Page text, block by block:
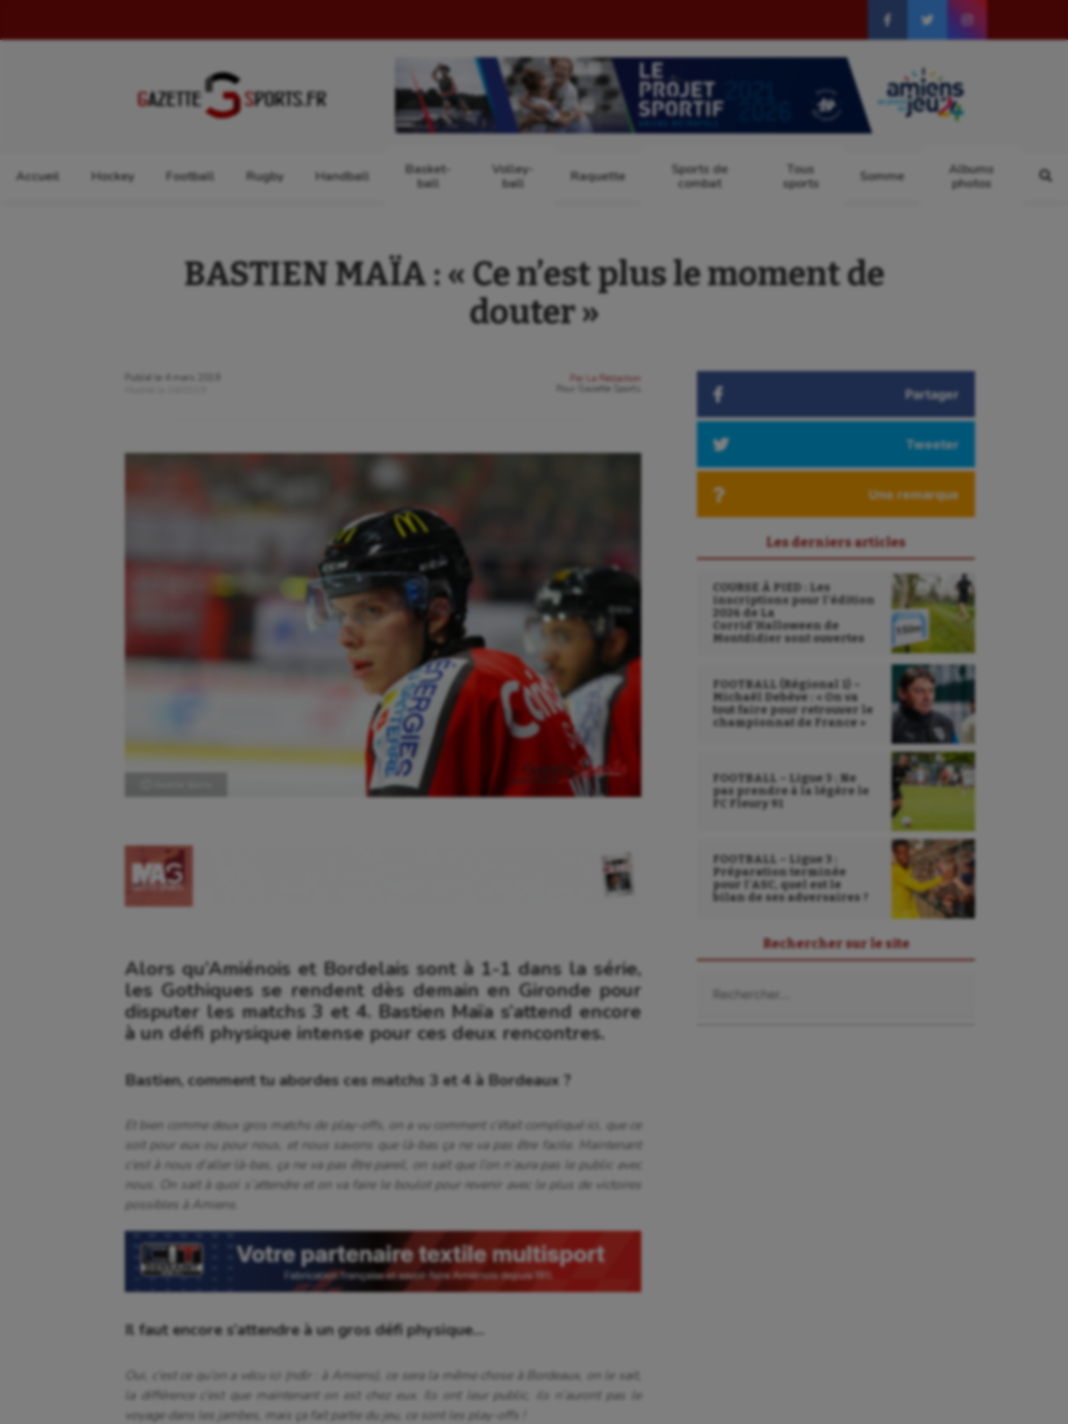
Accueil Hockey Football Rugby Handball
Basket-
ball
Volley-
ball
Raquette
Sports de
combat
Tous
sports
Somme
Albums
photos
BASTIEN MAÏA : « Ce n’est plus le moment de
douter »
Publié le
4 mars 2019
Par
La Rédaction
Gazette Sports
Alors qu’Amiénois et Bordelais sont à 1-1 dans la série,
les Gothiques se rendent dès demain en Gironde pour
disputer les matchs 3 et 4. Bastien Maïa s’attend encore
à un défi physique intense pour ces deux rencontres.
Bastien, comment tu abordes ces matchs 3 et 4 à Bordeaux ?
Et bien comme deux gros matchs de play-offs, on a vu comment c’était compliqué ici, que ce
soit pour eux ou pour nous, et nous savons que là-bas ça ne va pas être facile. Maintenant
c’est à nous d’aller là-bas, ça ne va pas être pareil, on sait que l’on n’aura pas le public avec
nous. On sait à quoi s’attendre et on va faire le boulot pour revenir avec le plus de victoires
possibles à Amiens.
Il faut encore s’attendre à un gros défi physique…
Oui, c’est ce qu’on a vécu ici (ndlr : à Amiens), ce sera la même chose à Bordeaux, on le sait,
la différence c’est que maintenant on est chez eux. Ils ont leur public, ils n’auront pas le
voyage dans les jambes, mais ça fait partie du jeu, ce sont les play-offs !
Partager
Tweeter
Une remarque
Les derniers articles
COURSE À PIED : Les
inscriptions pour l’édition
2026 de La
Corrid’Halloween de
Montdidier sont ouvertes
FOOTBALL (Régional 1) –
Michaël Debève : « On va
tout faire pour retrouver le
championnat de France »
FOOTBALL – Ligue 3 : Ne
pas prendre à la légère le
FC Fleury 91
FOOTBALL – Ligue 3 :
Préparation terminée
pour l’ASC, quel est le
bilan de ses adversaires ?
Rechercher sur le site